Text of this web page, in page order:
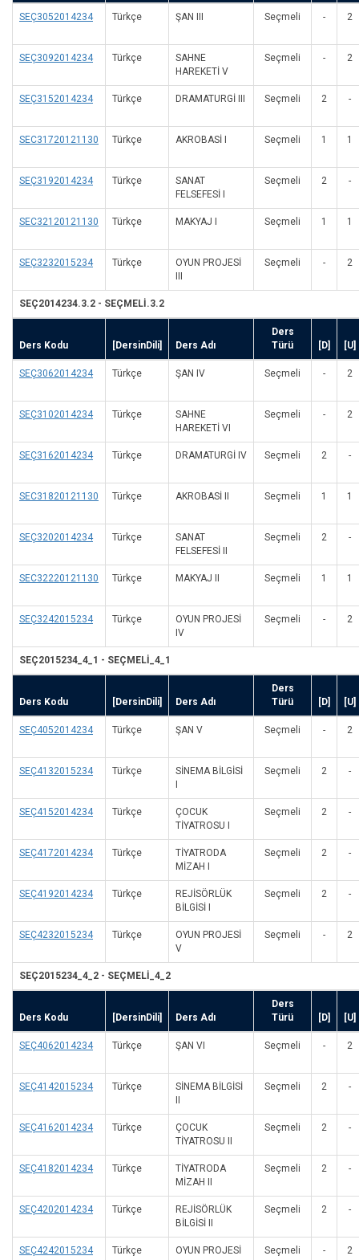
SEÇ3052014234 Türkçe ŞAN III Seçmeli - 2
SEÇ3092014234 Türkçe
SAHNE
HAREKETİ V
Seçmeli - 2
SEÇ3152014234 Türkçe DRAMATURGİ III Seçmeli 2 -
SEC31720121130 Türkçe AKROBASİ I Seçmeli 1 1
SEÇ3192014234 Türkçe
SANAT
FELSEFESİ I
Seçmeli 2 -
SEC32120121130 Türkçe MAKYAJ I Seçmeli 1 1
SEÇ3232015234 Türkçe
OYUN PROJESİ
Seçmeli - 2
SEÇ2014234.3.2 - SEÇMELİ.3.2
Ders Kodu [DersinDili] Ders Adı
Ders
Türü
[D] [U]
SEÇ3062014234 Türkçe ŞAN IV Seçmeli - 2
SEÇ3102014234 Türkçe
SAHNE
HAREKETİ VI
Seçmeli - 2
SEÇ3162014234 Türkçe DRAMATURGİ IV Seçmeli 2 -
SEC31820121130 Türkçe AKROBASİ II Seçmeli 1 1
SEÇ3202014234 Türkçe
SANAT
FELSEFESİ II
Seçmeli 2 -
SEC32220121130 Türkçe MAKYAJ II Seçmeli 1 1
SEÇ3242015234 Türkçe
OYUN PROJESİ
IV
Seçmeli - 2
SEÇ2015234_4_1 - SEÇMELİ_4_1
Ders Kodu [DersinDili] Ders Adı
Ders
Türü
[D] [U]
SEÇ4052014234 Türkçe ŞAN V Seçmeli - 2
SEÇ4132015234 Türkçe
SİNEMA BİLGİSİ
Seçmeli 2 -
SEÇ4152014234 Türkçe
ÇOCUK
TİYATROSU I
Seçmeli 2 -
SEÇ4172014234 Türkçe
TİYATRODA
MİZAH I
Seçmeli 2 -
SEÇ4192014234 Türkçe
REJİSÖRLÜK
BİLGİSİ I
Seçmeli 2 -
SEÇ4232015234 Türkçe
OYUN PROJESİ
V
Seçmeli - 2
SEÇ2015234_4_2 - SEÇMELİ_4_2
Ders Kodu [DersinDili] Ders Adı
Ders
Türü
[D] [U]
SEÇ4062014234 Türkçe ŞAN VI Seçmeli - 2
SEÇ4142015234 Türkçe
SİNEMA BİLGİSİ
Seçmeli 2 -
SEÇ4162014234 Türkçe
ÇOCUK
TİYATROSU II
Seçmeli 2 -
SEÇ4182014234 Türkçe
TİYATRODA
MİZAH II
Seçmeli 2 -
SEÇ4202014234 Türkçe
REJİSÖRLÜK
BİLGİSİ II
Seçmeli 2 -
SEÇ4242015234 Türkçe
OYUN PROJESİ
Seçmeli - 2